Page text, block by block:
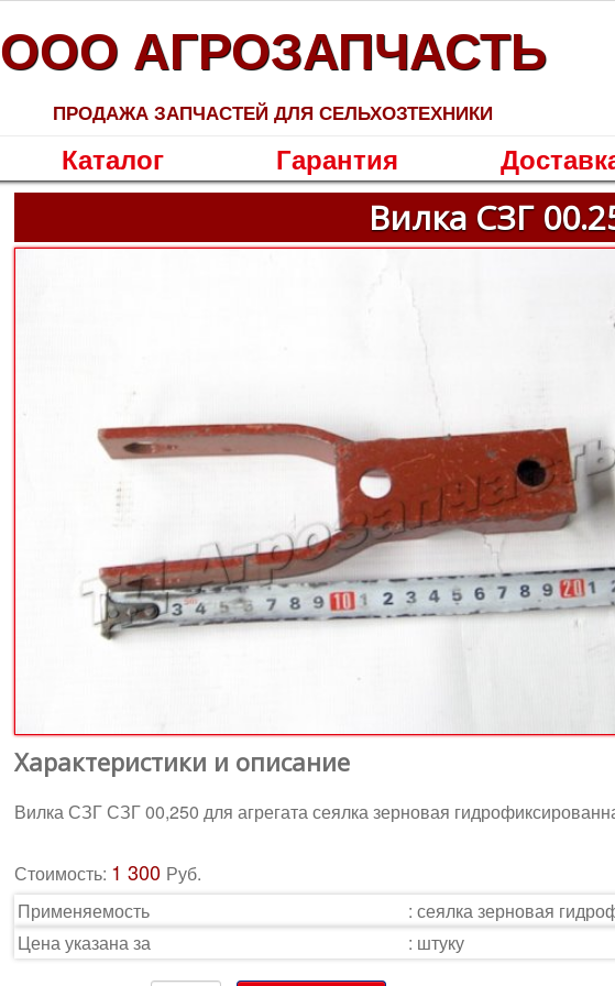
ООО АГРОЗАПЧАСТЬ
ПРОДАЖА ЗАПЧАСТЕЙ ДЛЯ СЕЛЬХОЗТЕХНИКИ
Каталог Гарантия
Вилка СЗГ
Характеристики и описание
Вилка СЗГ СЗГ 00,250 для агрегата сеялка зерновая
Стоимость: 1 300 Руб.
Применяемость
:сеялка зерновая
Цена указана за
: штуку